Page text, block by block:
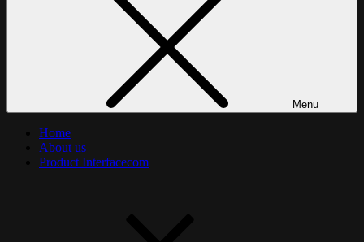
Menu
Home
About us
Product Interfacecom